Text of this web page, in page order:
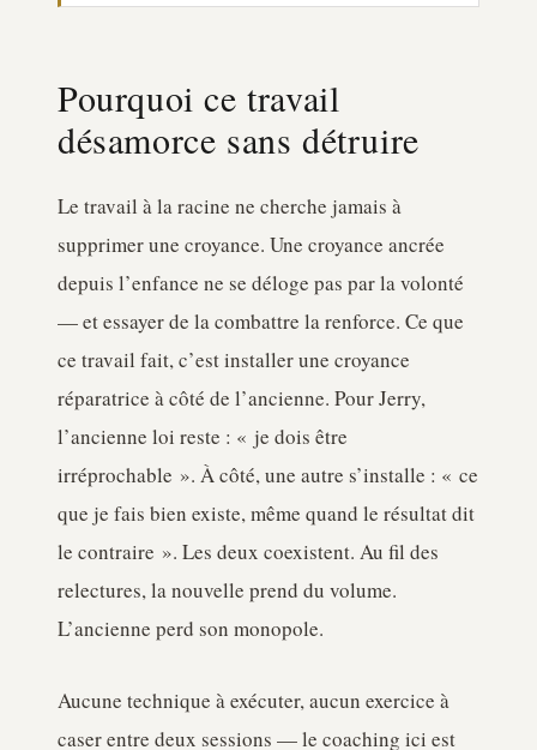
Pourquoi ce travail
désamorce sans détruire
Le travail à la racine ne cherche jamais à
supprimer une croyance. Une croyance ancrée
depuis l’enfance ne se déloge pas par la volonté
— et essayer de la combattre la renforce. Ce que
ce travail fait, c’est installer une croyance
réparatrice à côté de l’ancienne. Pour Jerry,
l’ancienne loi reste : « je dois être
irréprochable ». À côté, une autre s’installe : « ce
que je fais bien existe, même quand le résultat dit
le contraire ». Les deux coexistent. Au fil des
relectures, la nouvelle prend du volume.
L’ancienne perd son monopole.
Aucune technique à exécuter, aucun exercice à
caser entre deux sessions — le coaching ici est